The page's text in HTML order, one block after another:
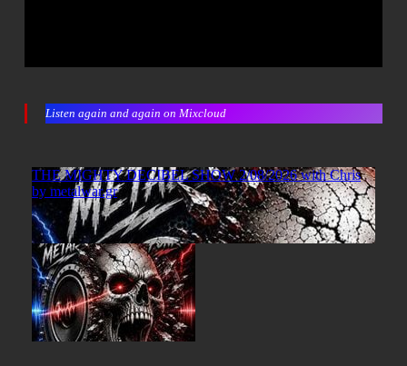
Listen again and again on Mixcloud